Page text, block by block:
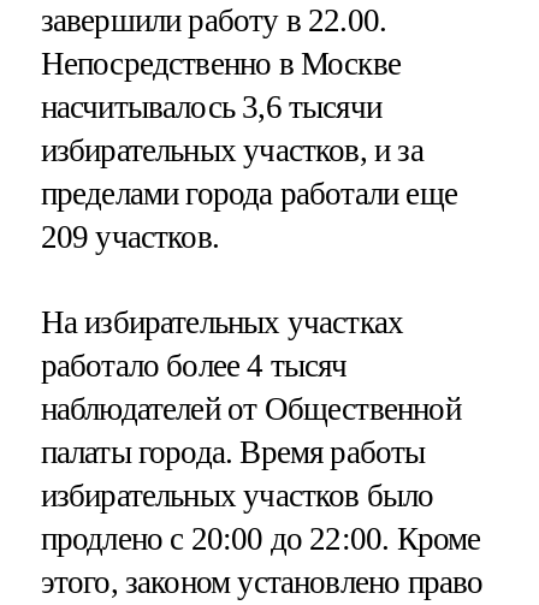
завершили работу в 22.00.
Непосредственно в Москве
насчитывалось 3,6 тысячи
избирательных участков, и за
пределами города работали еще
209 участков.
На избирательных участках
работало более 4 тысяч
наблюдателей от Общественной
палаты города. Время работы
избирательных участков было
продлено с 20:00 до 22:00. Кроме
этого, законом установлено право